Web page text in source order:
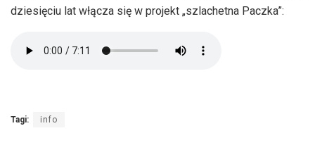
dziesięciu lat włącza się w projekt „szlachetna Paczka”:
Tagi: info